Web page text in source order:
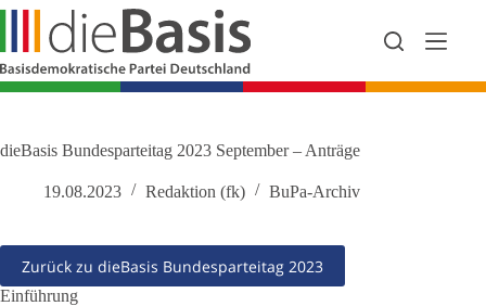
Zum
springen
dieBasis Bundesparteitag 2023 September – Anträge
19.08.2023 Redaktion (fk) BuPa-Archiv
Zurück zu dieBasis Bundesparteitag 2023
Einführung